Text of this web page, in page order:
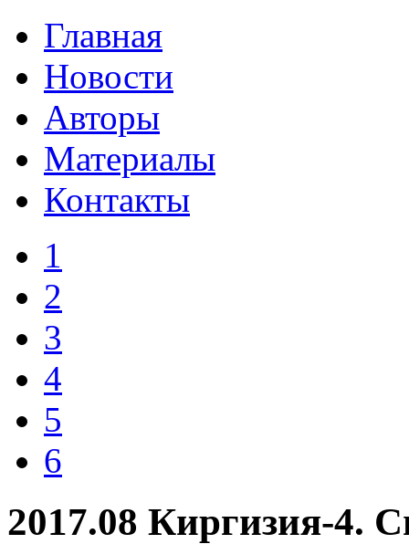
Главная
Новости
Авторы
Материалы
Контакты
1
2
3
4
5
6
2017.08 Киргизия-4.